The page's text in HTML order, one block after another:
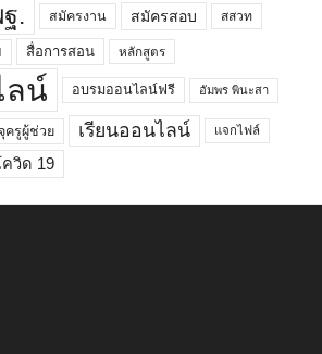
. สมัครงาน สมัครสอบ สสวท
สื่อการสอน หลักสูตร
ลน์ อบรมออนไลน์ฟรี อัมพร พินะสา
ครูผู้ช่วย เรียนออนไลน์ แจกไฟล์
ควิด 19